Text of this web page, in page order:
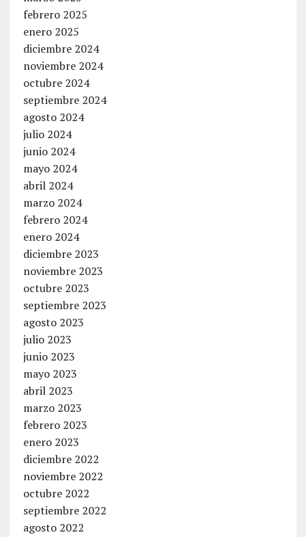
febrero 2025
enero 2025
diciembre 2024
noviembre 2024
octubre 2024
septiembre 2024
agosto 2024
julio 2024
junio 2024
mayo 2024
abril 2024
marzo 2024
febrero 2024
enero 2024
diciembre 2023
noviembre 2023
octubre 2023
septiembre 2023
agosto 2023
julio 2023
junio 2023
mayo 2023
abril 2023
marzo 2023
febrero 2023
enero 2023
diciembre 2022
noviembre 2022
octubre 2022
septiembre 2022
agosto 2022